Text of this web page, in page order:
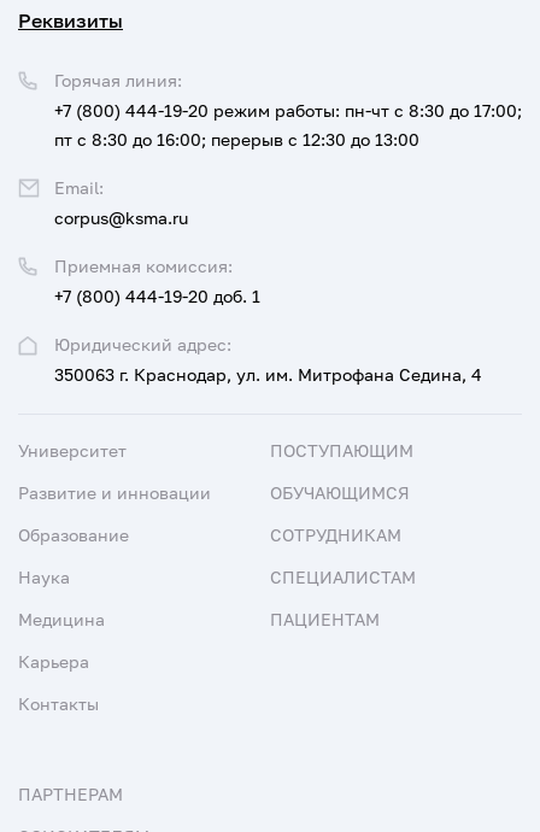
Реквизиты
Юридический адрес:
350063 г. Краснодар, ул. им. Митрофана Седина, 4
Приемная комиссия:
+7 (800) 444-19-20 доб. 1
Горячая линия:
+7 (800) 444-19-20 режим работы: пн-чт с 8:30 до 17:00;
пт с 8:30 до 16:00; перерыв с 12:30 до 13:00
Email:
corpus@ksma.ru
Университет
Развитие и инновации
Образование
Наука
Медицина
Карьера
Контакты
ПОСТУПАЮЩИМ
ОБУЧАЮЩИМСЯ
СОТРУДНИКАМ
СПЕЦИАЛИСТАМ
ПАЦИЕНТАМ
ПАРТНЕРАМ